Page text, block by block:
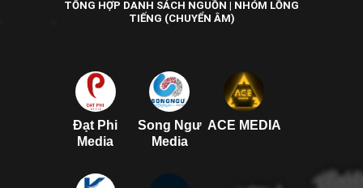
TỔNG HỢP DANH SÁCH NGUỒN | NHÓM LỒNG
TIẾNG (CHUYỂN ÂM)
Đạt Phi
Media
Song Ngư
Media
ACE MEDIA